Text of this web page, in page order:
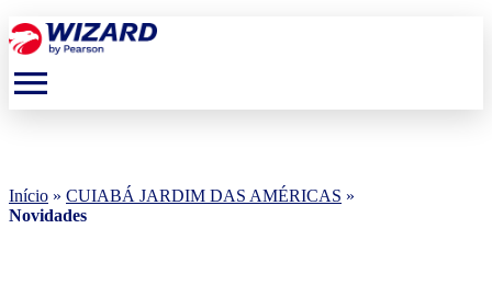
menu
Início » CUIABÁ JARDIM DAS AMÉRICAS »
Novidades